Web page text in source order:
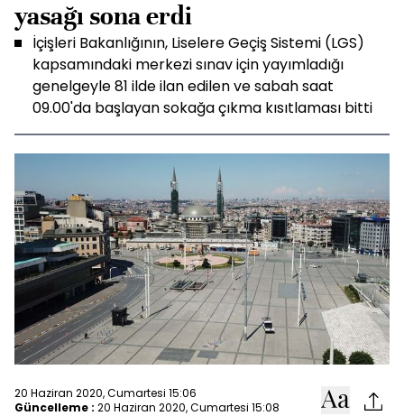
yasağı sona erdi
İçişleri Bakanlığının, Liselere Geçiş Sistemi (LGS)
kapsamındaki merkezi sınav için yayımladığı
genelgeyle 81 ilde ilan edilen ve sabah saat
09.00'da başlayan sokağa çıkma kısıtlaması bitti
20 Haziran 2020, Cumartesi 15:06
Güncelleme : 20 Haziran 2020, Cumartesi 15:08